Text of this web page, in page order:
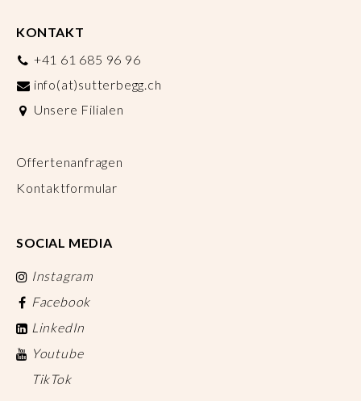
KONTAKT
+41 61 685 96 96
info(at)sutterbegg.ch
Unsere Filialen
Offertenanfragen
Kontaktformular
SOCIAL MEDIA
Instagram
Facebook
LinkedIn
Youtube
TikTok